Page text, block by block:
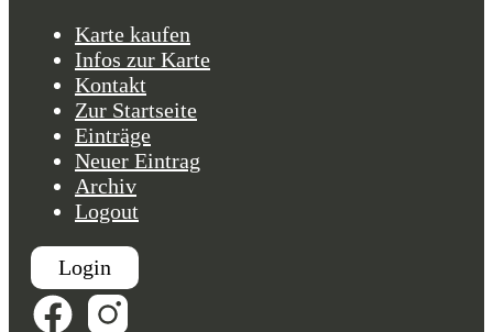
Karte kaufen
Infos zur Karte
Kontakt
Zur Startseite
Einträge
Neuer Eintrag
Archiv
Logout
Login